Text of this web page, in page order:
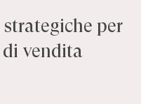
strategiche per
di vendita